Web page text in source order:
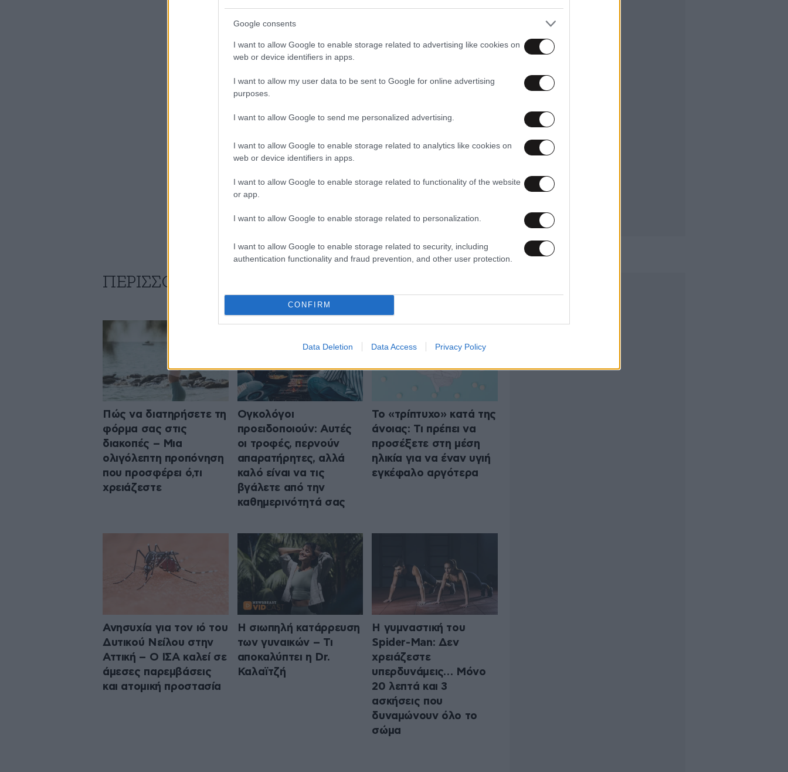
Google consents
I want to allow Google to enable storage related to advertising like cookies on
web or device identifiers in apps.
I want to allow my user data to be sent to Google for online advertising
purposes.
I want to allow Google to send me personalized advertising.
I want to allow Google to enable storage related to analytics like cookies on
web or device identifiers in apps.
I want to allow Google to enable storage related to functionality of the website
or app.
I want to allow Google to enable storage related to personalization.
I want to allow Google to enable storage related to security, including
authentication functionality and fraud prevention, and other user protection.
CONFIRM
Data Deletion Data Access Privacy Policy
ΠΕΡΙΣΣΟΤΕΡΑ ΑΠΟ ΤΗΝ ΥΓΕΙΑ
Πώς να διατηρήσετε τη
φόρμα σας στις
διακοπές – Μια
ολιγόλεπτη προπόνηση
που προσφέρει ό,τι
χρειάζεστε
Ογκολόγοι
προειδοποιούν: Αυτές
οι τροφές, περνούν
απαρατήρητες, αλλά
καλό είναι να τις
βγάλετε από την
καθημερινότητά σας
Το «τρίπτυχο» κατά της
άνοιας: Τι πρέπει να
προσέξετε στη μέση
ηλικία για να έναν υγιή
εγκέφαλο αργότερα
Ανησυχία για τον ιό του
Δυτικού Νείλου στην
Αττική – Ο ΙΣΑ καλεί σε
άμεσες παρεμβάσεις
και ατομική προστασία
Η σιωπηλή κατάρρευση
των γυναικών – Τι
αποκαλύπτει η Dr.
Καλαϊτζή
Η γυμναστική του
Spider-Man: Δεν
χρειάζεστε
υπερδυνάμεις… Μόνο
20 λεπτά και 3
ασκήσεις που
δυναμώνουν όλο το
σώμα